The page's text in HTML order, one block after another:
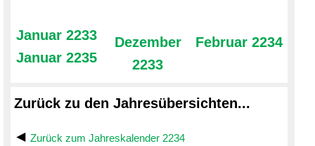
Januar 2233
Januar 2235
Dezember
2233
Februar 2234
Zurück zu den Jahresübersichten...
Zurück zum Jahreskalender 2234